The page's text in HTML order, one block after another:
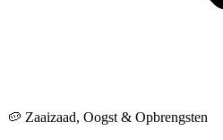
🥔 Zaaizaad, Oogst & Opbrengsten